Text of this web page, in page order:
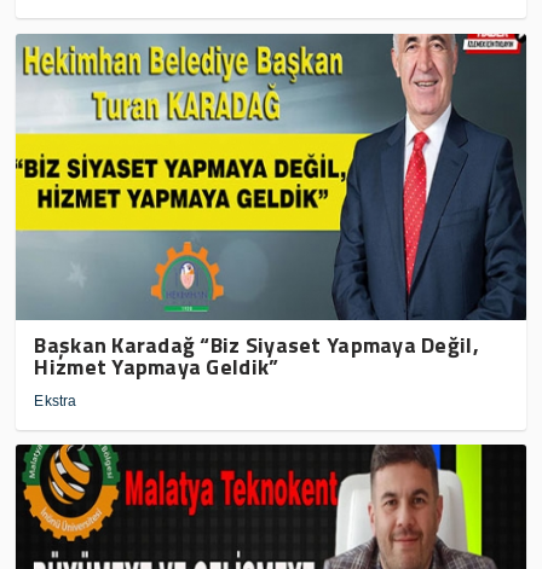
Başkan Karadağ “Biz Siyaset Yapmaya Değil,
Hizmet Yapmaya Geldik”
Ekstra